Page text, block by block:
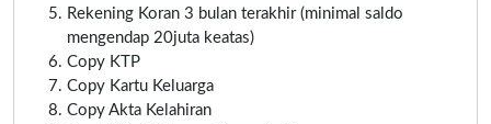
Rekening Koran 3 bulan terakhir (minimal saldo
mengendap 20juta keatas)
Copy KTP
Copy Kartu Keluarga
Copy Akta Kelahiran